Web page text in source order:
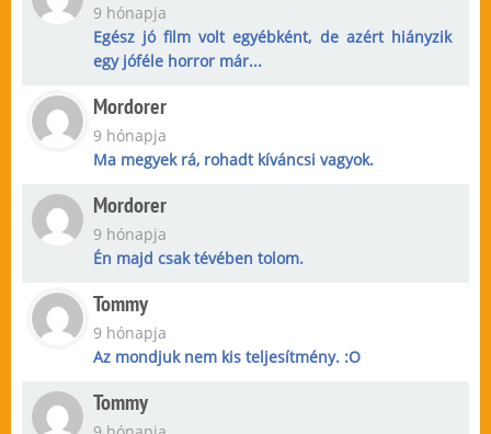
9 hónapja
Egész jó film volt egyébként, de azért hiányzik
egy jóféle horror már...
Mordorer
9 hónapja
Ma megyek rá, rohadt kíváncsi vagyok.
Mordorer
9 hónapja
Én majd csak tévében tolom.
Tommy
9 hónapja
Az mondjuk nem kis teljesítmény. :O
Tommy